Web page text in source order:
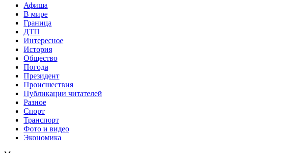
Афиша
В мире
Граница
ДТП
Интересное
История
Общество
Погода
Президент
Происшествия
Публикации читателей
Разное
Спорт
Транспорт
Фото и видео
Экономика